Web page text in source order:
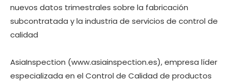
nuevos datos trimestrales sobre la fabricación
subcontratada y la industria de servicios de control de
calidad
AsiaInspection (www.asiainspection.es), empresa líder
especializada en el Control de Calidad de productos